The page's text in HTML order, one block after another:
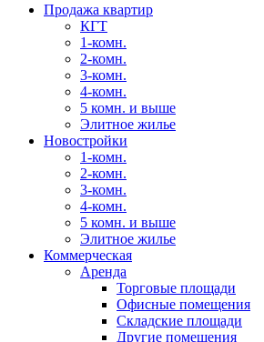
Продажа квартир
КГТ
1-комн.
2-комн.
3-комн.
4-комн.
5 комн. и выше
Элитное жилье
Новостройки
1-комн.
2-комн.
3-комн.
4-комн.
5 комн. и выше
Элитное жилье
Коммерческая
Аренда
Торговые площади
Офисные помещения
Складские площади
Другие помещения